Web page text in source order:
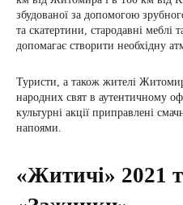
збудованої за допомогою
та скатертини, стародавні меблі
допомагає створити необхідну
Туристи, а також жителі
народних свят в аутентичному
культурні акції приправлені
напоями.
«Житичі» 2021